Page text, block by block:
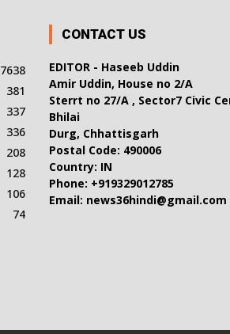
7638
381
337
336
208
128
106
74
CONTACT US
EDITOR - Haseeb Uddin
Amir Uddin, House no 2/A
Sterrt no 27/A , Sector7 Civic
Bhilai
Durg, Chhattisgarh
Postal Code: 490006
Country: IN
Phone: +919329012785
Email: news36hindi@gmail.com